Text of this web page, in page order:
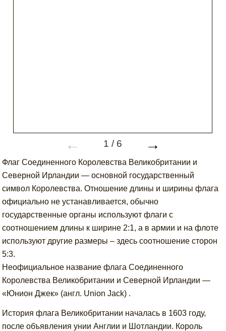
← 1 / 6 →
Флаг Соединенного Королевства Великобритании и
Северной Ирландии — основной государственный
символ Королевства. Отношение длины и ширины флага
официально не устанавливается, обычно
государственные органы используют флаги с
соотношением длины к ширине 2:1, а в армии и на флоте
используют другие размеры – здесь соотношение сторон
5:3.
Неофициальное название флага Соединенного
Королевства Великобритании и Северной Ирландии —
«Юнион Джек» (англ. Union Jack) .
История флага Великобритании началась в 1603 году,
после объявления унии Англии и Шотландии. Король